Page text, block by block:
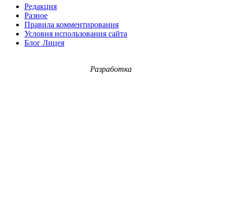
Редакция
Разное
Правила комментирования
Условия использования сайта
Блог Лицея
Разработка